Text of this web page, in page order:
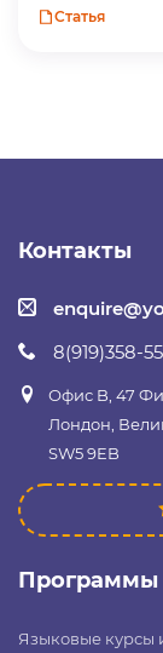
Статья
Контакты
8(919)358-
Офис B, 47
Лондон,
SW5 9EB
Программы
Языковые курсы